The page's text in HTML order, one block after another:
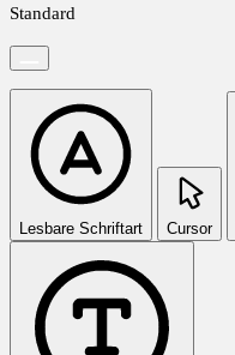
Standard
Lesbare Schriftart Cursor